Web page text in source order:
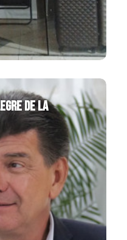
de la